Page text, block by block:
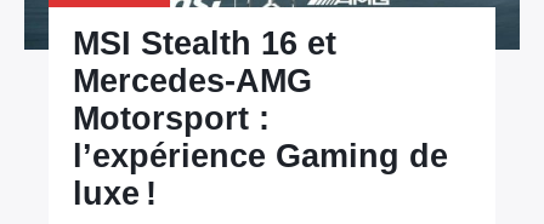
MSI Stealth 16 et
Mercedes-AMG
Motorsport :
l’expérience Gaming de
luxe !